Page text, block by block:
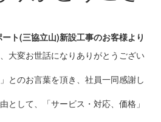
ト(三協立山)新設工事のお客様より
大変お世話になりありがとうござい
とのお言葉を頂き、社員一同感謝し
として、「サービス・対応、価格」